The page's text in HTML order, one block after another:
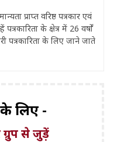
प्राप्त वरिष्ठ पत्रकार एवं
के क्षेत्र में 26 वर्षों
पत्रकारिता के लिए जाने जाते
लिए -
ग्रुप से जुड़ें